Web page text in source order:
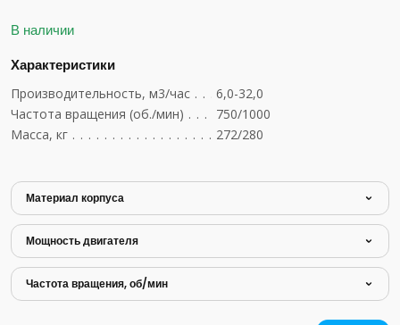
В наличии
Характеристики
Производительность, м3/час
6,0-32,0
Частота вращения (об./мин)
750/1000
Масса, кг
272/280
Материал корпуса
Мощность двигателя
Частота вращения, об/мин